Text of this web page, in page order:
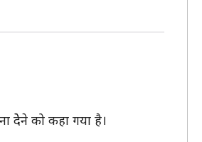
देेने को कहा गया है।